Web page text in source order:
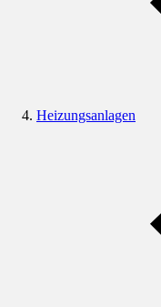
Heizungsanlagen